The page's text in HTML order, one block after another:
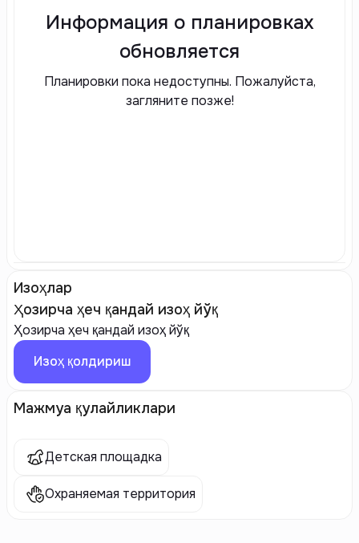
Информация о планировках
обновляется
Планировки пока недоступны. Пожалуйста,
загляните позже!
Изоҳлар
Ҳозирча ҳеч қандай изоҳ йўқ
Ҳозирча ҳеч қандай изоҳ йўқ
Изоҳ қолдириш
Мажмуа қулайликлари
Детская площадка
Охраняемая территория